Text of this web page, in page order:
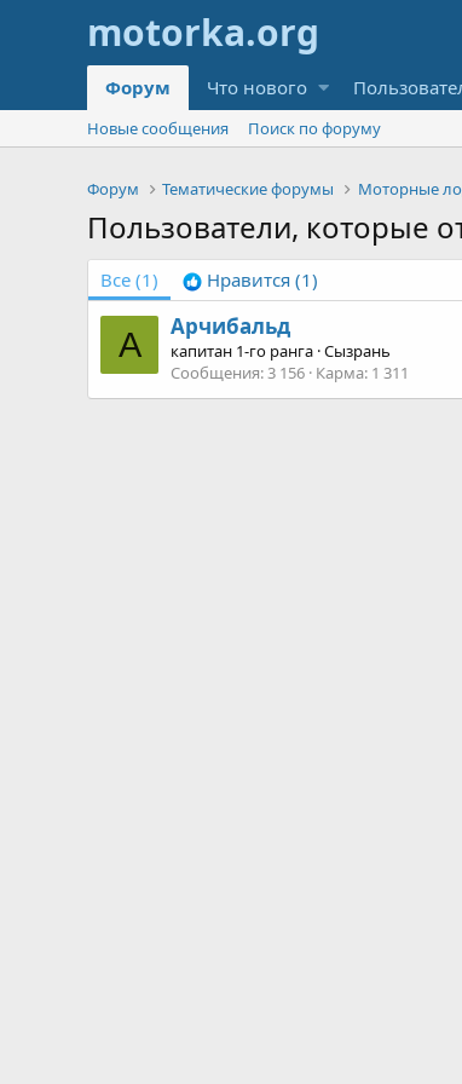
Форум Что нового
Новые сообщения Поиск по форуму
Форум Тематические форумы Моторные
Пользователи, которые
Все (1) Нравится (1)
А Арчибальд
капитан 1-го ранга ·Сызрань
Сообщения 3 156 Карма 1 311